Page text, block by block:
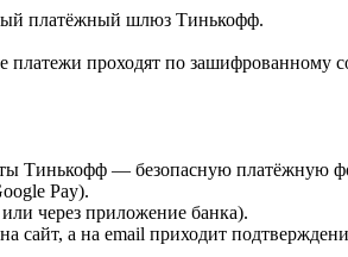
платёжный шлюз Тинькофф.
платежи проходят по зашифрованному
Тинькофф — безопасную платёжную
Pay).
через приложение банка).
сайт, а на email приходит